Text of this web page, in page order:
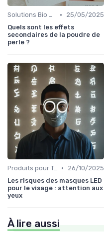
Solutions Bio pour Problèmes de Peau •
25/05/2025
Quels sont les effets
secondaires de la poudre de
perle ?
Produits pour Types de Peau •
26/10/2025
Les risques des masques LED
pour le visage : attention aux
yeux
À lire aussi